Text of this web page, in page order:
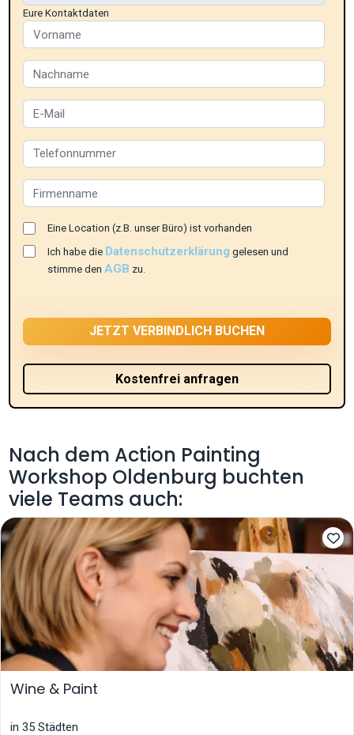
Eure Kontaktdaten
Eine Location (z.B. unser Büro) ist vorhanden
Ich habe die Datenschutzerklärung gelesen und
stimme denAGB zu.
Nach dem Action Painting
Workshop Oldenburg buchten
viele Teams auch:
Wine & Paint
in 35 Städten